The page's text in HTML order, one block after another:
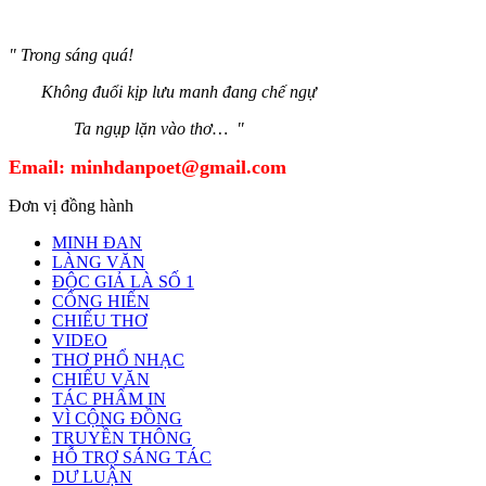
" Trong sáng quá!
Không đuổi kịp lưu manh đang chế ngự
Ta ngụp lặn vào thơ… "
Email: minhdanpoet@gmail.com
Đơn vị đồng hành
MINH ĐAN
LÀNG VĂN
ĐỘC GIẢ LÀ SỐ 1
CỐNG HIẾN
CHIẾU THƠ
VIDEO
THƠ PHỔ NHẠC
CHIẾU VĂN
TÁC PHẨM IN
VÌ CỘNG ĐỒNG
TRUYỀN THÔNG
HỖ TRỢ SÁNG TÁC
DƯ LUẬN